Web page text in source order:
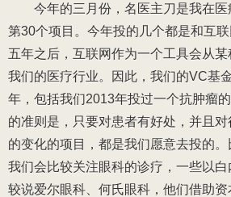
今年的三月份，名医主刀是我在医
第30个项目。今年投的几个都是和互
五年之后，互联网作为一个工具会从
我们的医疗行业。因此，我们的VC基
年，包括我们2013年投过一个抗肿瘤
的准则是，只要对患者有好处，并且
的变化的项目，都是我们愿意去投的。
我们会比较关注眼科的诊疗，一些以
较说爱尔眼科、何氏眼科，他们借助